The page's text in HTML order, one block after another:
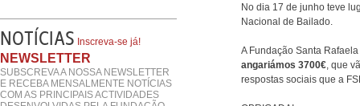
No dia 17 de junho teve
Nacional de Bailado.
A Fundação Santa
angariámos 3700€, que
respostas sociais que a
NOTÍCIAS Inscreva-se já!
NEWSLETTER
SUBSCREVA A NOSSA NEWSLETTER
E RECEBA MENSALMENTE NOTÍCIAS
COM AS PRINCIPAIS ACTIVIDADES